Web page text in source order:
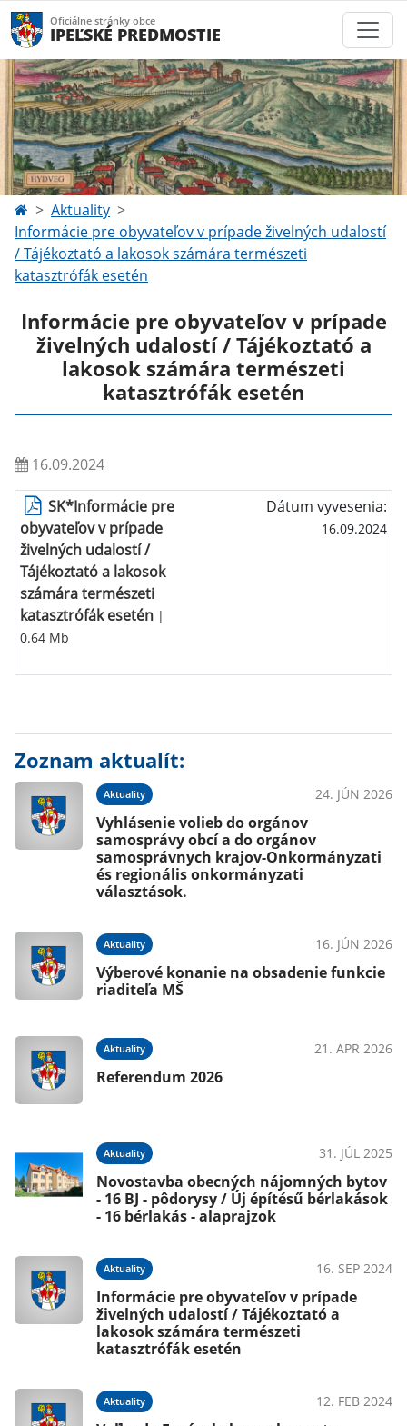
Oficiálne stránky obce
IPEĽSKÉ PREDMOSTIE
Aktuality
Informácie pre obyvateľov v prípade živelných udalostí
/ Tájékoztató a lakosok számára természeti
katasztrófák esetén
Informácie pre obyvateľov v prípade
živelných udalostí / Tájékoztató a
lakosok számára természeti
katasztrófák esetén
16.09.2024
SK*Informácie pre
obyvateľov v prípade
živelných udalostí /
Tájékoztató a lakosok
számára természeti
katasztrófák esetén |
0.64 Mb
Dátum vyvesenia:
16.09.2024
Zoznam aktualít:
Aktuality 24. JÚN 2026
Vyhlásenie volieb do orgánov
samosprávy obcí a do orgánov
samosprávnych krajov-Onkormányzati
és regionális onkormányzati
választások.
Aktuality 16. JÚN 2026
Výberové konanie na obsadenie funkcie
riaditeľa MŠ
Aktuality 21. APR 2026
Referendum 2026
Aktuality 31. JÚL 2025
Novostavba obecných nájomných bytov
- 16 BJ - pôdorysy / Új építésű bérlakások
- 16 bérlakás - alaprajzok
Aktuality 16. SEP 2024
Informácie pre obyvateľov v prípade
živelných udalostí / Tájékoztató a
lakosok számára természeti
katasztrófák esetén
Aktuality 12. FEB 2024